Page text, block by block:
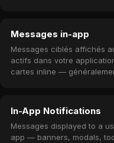
Messages in-app
Messages ciblés affichés
actifs dans votre
cartes inline —
In-App Notifications
Messages displayed to a
app — banners, modals,